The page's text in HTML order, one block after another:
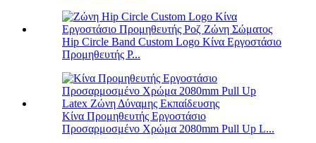
Hip Circle Band Custom Logo Κίνα Εργοστάσιο
Προμηθευτής P...
Κίνα Προμηθευτής Εργοστάσιο
Προσαρμοσμένο Χρώμα 2080mm Pull Up L...